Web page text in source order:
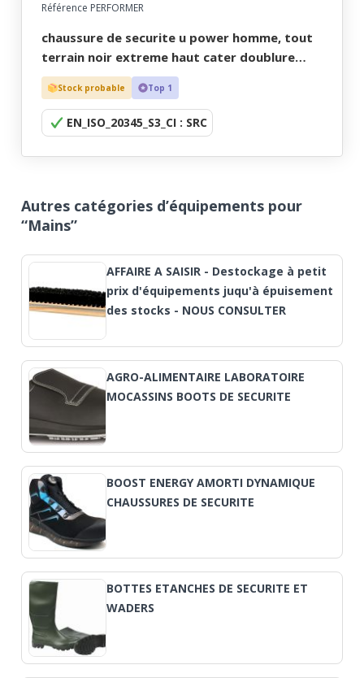
Référence PERFORMER
chaussure de securite u power homme, tout
terrain noir extreme haut cater doublure
thinsulate - ce en iso 20345 s3 ci src - 38/47
Stock probable Top 1
EN_ISO_20345_S3_CI : SRC
Autres catégories d’équipements pour
“Mains”
AFFAIRE A SAISIR - Destockage à petit
prix d'équipements juqu'à épuisement
des stocks - NOUS CONSULTER
AGRO-ALIMENTAIRE LABORATOIRE
MOCASSINS BOOTS DE SECURITE
BOOST ENERGY AMORTI DYNAMIQUE
CHAUSSURES DE SECURITE
BOTTES ETANCHES DE SECURITE ET
WADERS